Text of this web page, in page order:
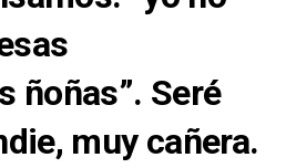
ñoñas”. Seré
muy cañera.